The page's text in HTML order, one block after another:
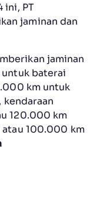
ini, PT
jaminan dan
jaminan
baterai
km untuk
kendaraan
120.000 km
atau 100.000 km